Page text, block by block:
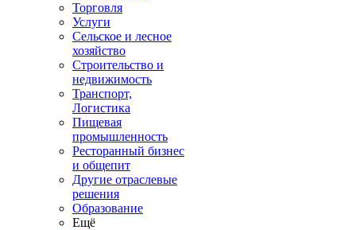
Торговля
Услуги
Сельское и лесное
хозяйство
Строительство и
недвижимость
Транспорт,
Логистика
Пищевая
промышленность
Ресторанный бизнес
и общепит
Другие отраслевые
решения
Образование
Ещё